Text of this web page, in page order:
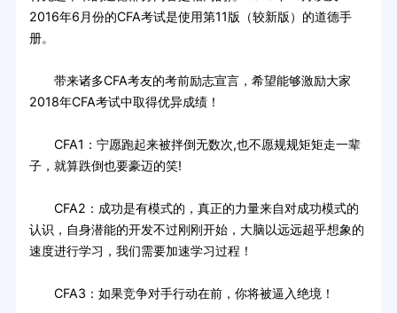
2016年6月份的CFA考试是使用第11版（较新版）的道德手
册。
带来诸多CFA考友的考前励志宣言，希望能够激励大家
2018年CFA考试中取得优异成绩！
CFA1：宁愿跑起来被拌倒无数次,也不愿规规矩矩走一辈
子，就算跌倒也要豪迈的笑!
CFA2：成功是有模式的，真正的力量来自对成功模式的
认识，自身潜能的开发不过刚刚开始，大脑以远远超乎想象的
速度进行学习，我们需要加速学习过程！
CFA3：如果竞争对手行动在前，你将被逼入绝境！